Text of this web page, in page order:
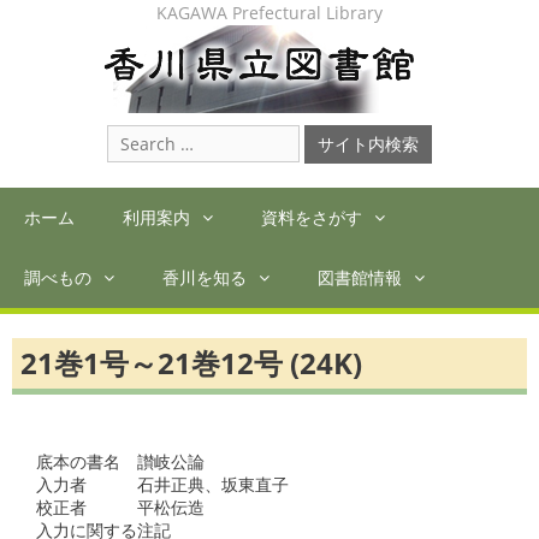
KAGAWA Prefectural Library
Search
for:
ホーム 利用案内 資料をさがす
調べもの 香川を知る 図書館情報
21巻1号～21巻12号 (24K)
底本の書名　讃岐公論
入力者　　　石井正典、坂東直子
校正者　　　平松伝造
入力に関する注記